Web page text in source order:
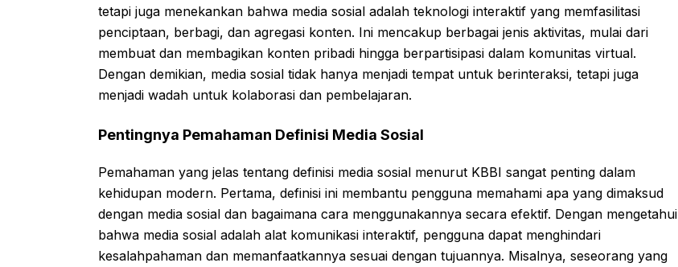
tetapi juga menekankan bahwa media sosial adalah teknologi interaktif yang memfasilitasi
penciptaan, berbagi, dan agregasi konten. Ini mencakup berbagai jenis aktivitas, mulai dari
membuat dan membagikan konten pribadi hingga berpartisipasi dalam komunitas virtual.
Dengan demikian, media sosial tidak hanya menjadi tempat untuk berinteraksi, tetapi juga
menjadi wadah untuk kolaborasi dan pembelajaran.
Pentingnya Pemahaman Definisi Media Sosial
Pemahaman yang jelas tentang definisi media sosial menurut KBBI sangat penting dalam
kehidupan modern. Pertama, definisi ini membantu pengguna memahami apa yang dimaksud
dengan media sosial dan bagaimana cara menggunakannya secara efektif. Dengan mengetahui
bahwa media sosial adalah alat komunikasi interaktif, pengguna dapat menghindari
kesalahpahaman dan memanfaatkannya sesuai dengan tujuannya. Misalnya, seseorang yang